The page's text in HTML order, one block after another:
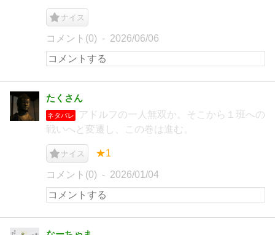
ナイス
コメント(0) 2026/06/06
たくさん
ネタバレ
アドルフの一人無双か。そこから１班への
戦いへと変遷し、この巻は進む。
ナイス ★1
コメント(0) 2026/01/04